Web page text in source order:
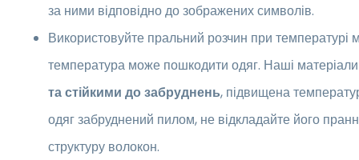
за ними відповідно до зображених символів.
Використовуйте пральний розчин при температурі
температура може пошкодити одяг. Наші
та стійкими до забруднень, підвищена
одяг забруднений пилом, не відкладайте його
структуру волокон.